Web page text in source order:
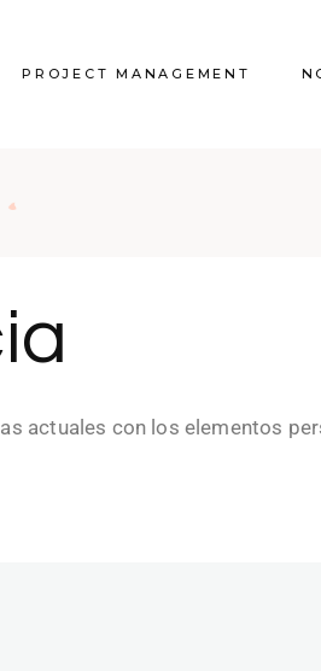
PROJECT MANAGEMENT
actuales con los elementos